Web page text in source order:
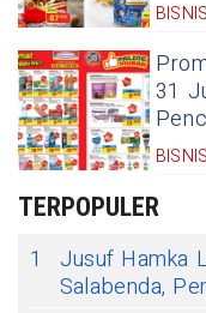
BISNIS
31
BISNIS
TERPOPULER
1
Jusuf Hamka
Salabenda,